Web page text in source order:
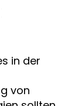
in der
von